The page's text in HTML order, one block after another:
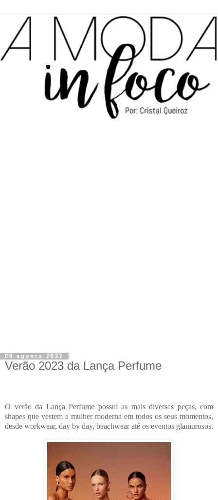
04 agosto 2022
Verão 2023 da Lança Perfume
O verão da Lança Perfume possui as mais diversas peças, com
shapes que vestem a mulher moderna em todos os seus momentos,
desde workwear, day by day, beachwear até os eventos glamurosos.